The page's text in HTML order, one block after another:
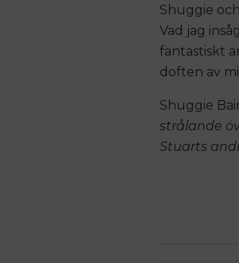
Shuggie
Vad jag
fantastiskt
doften av
Shuggie
strålande
Stuarts